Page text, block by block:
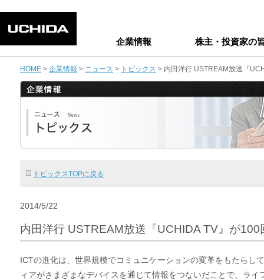
企業情報 株主・投資家の
HOME > 企業情報 > ニュース > トピックス > 内田洋行 USTREAM放送『
トピックスTOPに戻る
2014/5/22
内田洋行 USTREAM放送『UCHIDA TV』が100
ICTの進化は、世界規模でコミュニケーションの変革をもたらし
ィアがさまざまなデバイスを通じて情報をつないだことで、ライ